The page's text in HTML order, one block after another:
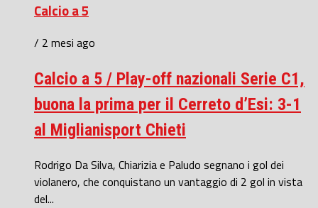
Calcio a 5
/ 2 mesi ago
Calcio a 5 / Play-off nazionali Serie C1,
buona la prima per il Cerreto d’Esi: 3-1
al Miglianisport Chieti
Rodrigo Da Silva, Chiarizia e Paludo segnano i gol dei
violanero, che conquistano un vantaggio di 2 gol in vista
del...